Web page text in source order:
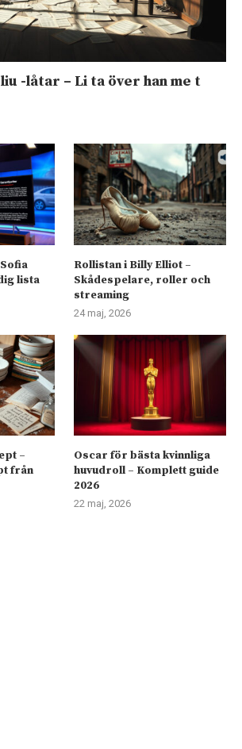
-låtar – Li ta över han me t
lista
Rollistan i Billy Elliot –
Skådespelare, roller och
streaming
24 maj, 2026
–
från
Oscar för bästa kvinnliga
huvudroll – Komplett guide
2026
22 maj, 2026